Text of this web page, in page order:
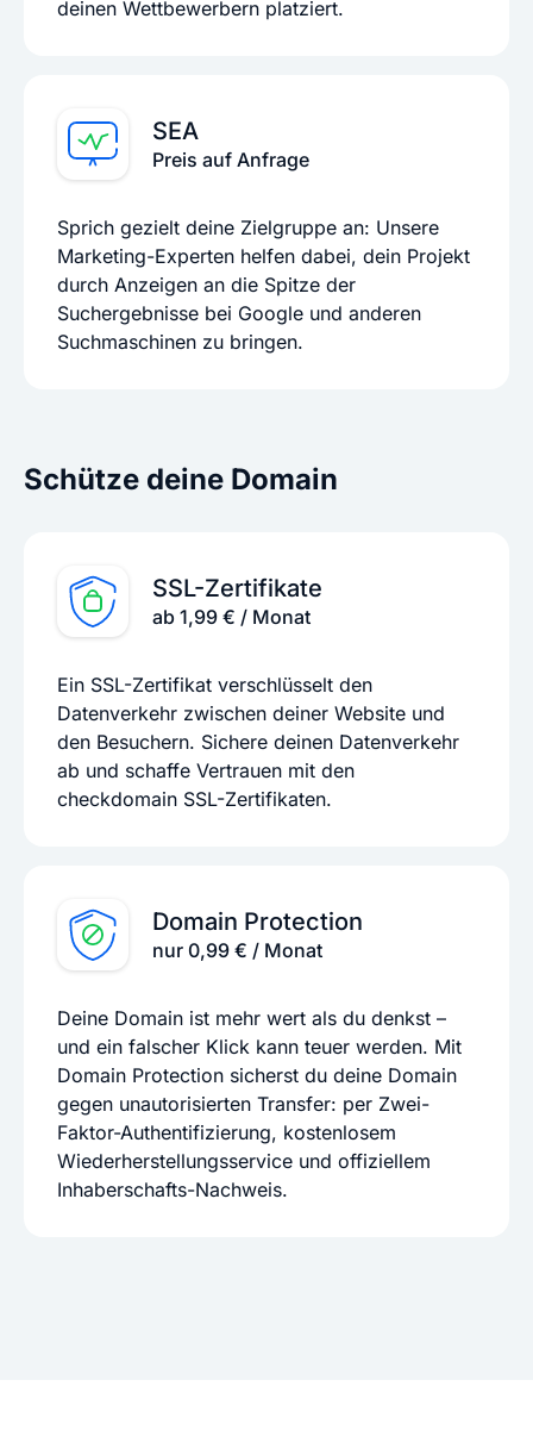
deinen Wettbewerbern platziert.
SEA
Preis auf Anfrage
Sprich gezielt deine Zielgruppe an: Unsere
Marketing-Experten helfen dabei, dein Projekt
durch Anzeigen an die Spitze der
Suchergebnisse bei Google und anderen
Suchmaschinen zu bringen.
Schütze deine Domain
SSL-Zertifikate
ab 1,99 € / Monat
Ein SSL-Zertifikat verschlüsselt den
Datenverkehr zwischen deiner Website und
den Besuchern. Sichere deinen Datenverkehr
ab und schaffe Vertrauen mit den
checkdomain SSL-Zertifikaten.
Domain Protection
nur 0,99 € / Monat
Deine Domain ist mehr wert als du denkst –
und ein falscher Klick kann teuer werden. Mit
Domain Protection sicherst du deine Domain
gegen unautorisierten Transfer: per Zwei-
Faktor-Authentifizierung, kostenlosem
Wiederherstellungsservice und offiziellem
Inhaberschafts-Nachweis.